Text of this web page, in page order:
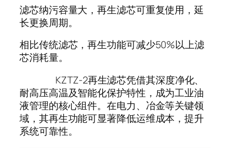
滤芯纳污容量大，再生滤芯可重复使用，延
长更换周期。
相比传统滤芯，再生功能可减少50%以上滤
芯消耗量。
KZTZ-2再生滤芯凭借其深度净化、
耐高压高温及智能化保护特性，成为工业油
液管理的核心组件。在电力、冶金等关键领
域，其再生功能可显著降低运维成本，提升
系统可靠性。